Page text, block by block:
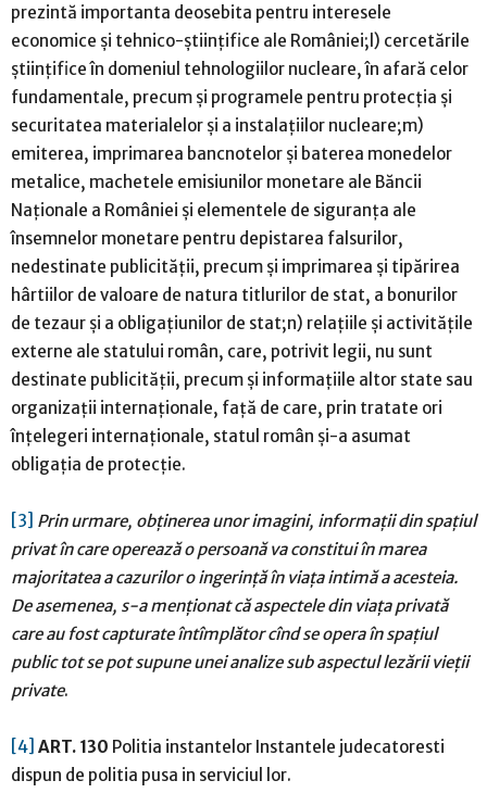
prezintă importanta deosebita pentru interesele
economice şi tehnico-ştiinţifice ale României;l) cercetările
ştiinţifice în domeniul tehnologiilor nucleare, în afară celor
fundamentale, precum şi programele pentru protecţia şi
securitatea materialelor şi a instalaţiilor nucleare;m)
emiterea, imprimarea bancnotelor şi baterea monedelor
metalice, machetele emisiunilor monetare ale Băncii
Naţionale a României şi elementele de siguranţa ale
însemnelor monetare pentru depistarea falsurilor,
nedestinate publicităţii, precum şi imprimarea şi tipărirea
hârtiilor de valoare de natura titlurilor de stat, a bonurilor
de tezaur şi a obligaţiunilor de stat;n) relaţiile şi activităţile
externe ale statului român, care, potrivit legii, nu sunt
destinate publicităţii, precum şi informaţiile altor state sau
organizaţii internaţionale, faţă de care, prin tratate ori
înţelegeri internaţionale, statul român şi-a asumat
obligaţia de protecţie.
[3] Prin urmare, obținerea unor imagini, informații din spațiul
privat în care operează o persoană va constitui în marea
majoritatea a cazurilor o ingerință în viața intimă a acesteia.
De asemenea, s-a menționat că aspectele din viața privată
care au fost capturate întîmplător cînd se opera în spațiul
public tot se pot supune unei analize sub aspectul lezării vieții
private.
[4] ART. 130 Politia instantelor Instantele judecatoresti
dispun de politia pusa in serviciul lor.